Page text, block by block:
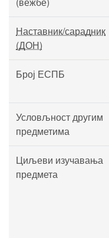
Наставник/сарадник
(ДОН)
Број ЕСПБ
Условљност другим
предметима
Циљеви изучавања
предмета